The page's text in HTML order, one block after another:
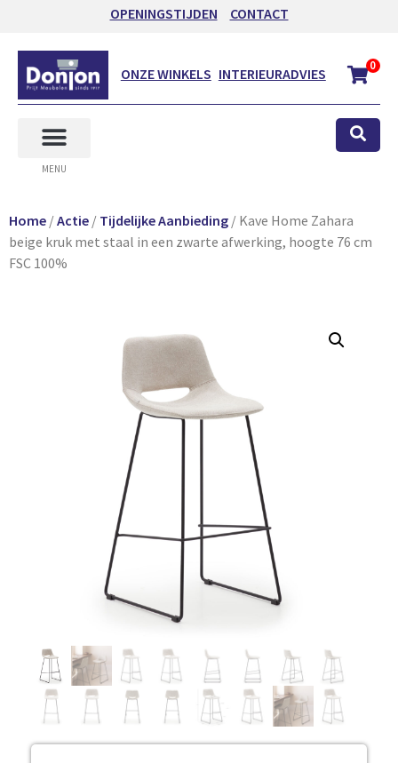
OPENINGSTIJDEN CONTACT
ONZE WINKELS INTERIEURADVIES 0
MENU
Home /Actie / Tijdelijke Aanbieding / Kave Home Zahara
beige kruk met staal in een zwarte afwerking, hoogte 76 cm
FSC 100%